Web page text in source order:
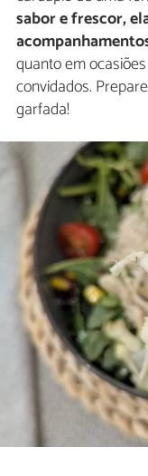
sabor e frescor,
quanto em
convidados.
garfada!